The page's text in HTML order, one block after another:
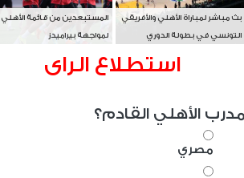
بث مباشر لمباراة الأهلي والأفريقي
التونسي في بطولة الدوري
المستبعدين من قائمة الأهلي
لمواجهة بيراميدز
استطلاع الراى
مدرب الأهلي القادم؟
مصري